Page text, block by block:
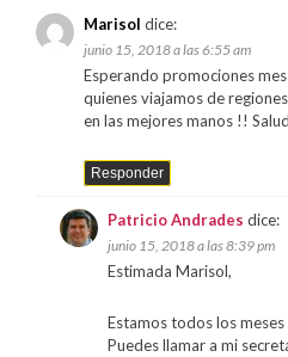
Marisol dice:
junio 15, 2018 a las 6:55 am
Esperando promociones
quienes viajamos de
en las mejores manos !!
Responder
Patricio Andrades dice:
junio 15, 2018 a las 8:39 pm
Estimada Marisol,
Estamos todos los
Puedes llamar a mi